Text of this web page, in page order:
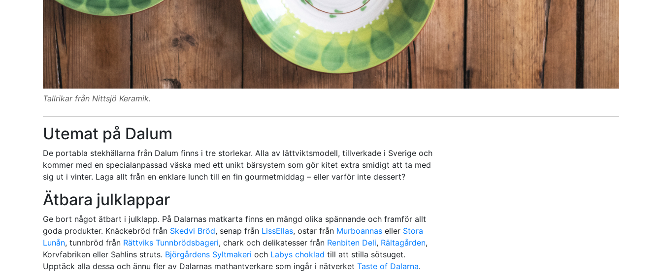
Tallrikar från Nittsjö Keramik.
Utemat på Dalum
De portabla stekhällarna från Dalum finns i tre storlekar. Alla av lättviktsmodell, tillverkade i Sverige och
kommer med en specialanpassad väska med ett unikt bärsystem som gör kitet extra smidigt att ta med
sig ut i vinter. Laga allt från en enklare lunch till en fin gourmetmiddag – eller varför inte dessert?
Ätbara julklappar
Ge bort något ätbart i julklapp. På Dalarnas matkarta finns en mängd olika spännande och framför allt
goda produkter. Knäckebröd från Skedvi Bröd, senap från LissEllas, ostar från Murboannas eller Stora
Lunån, tunnbröd från Rättviks Tunnbrödsbageri, chark och delikatesser från Renbiten Deli, Rältagården,
Korvfabriken eller Sahlins struts. Björgårdens Syltmakeri och Labys choklad till att stilla sötsuget.
Upptäck alla dessa och ännu fler av Dalarnas mathantverkare som ingår i nätverket Taste of Dalarna.